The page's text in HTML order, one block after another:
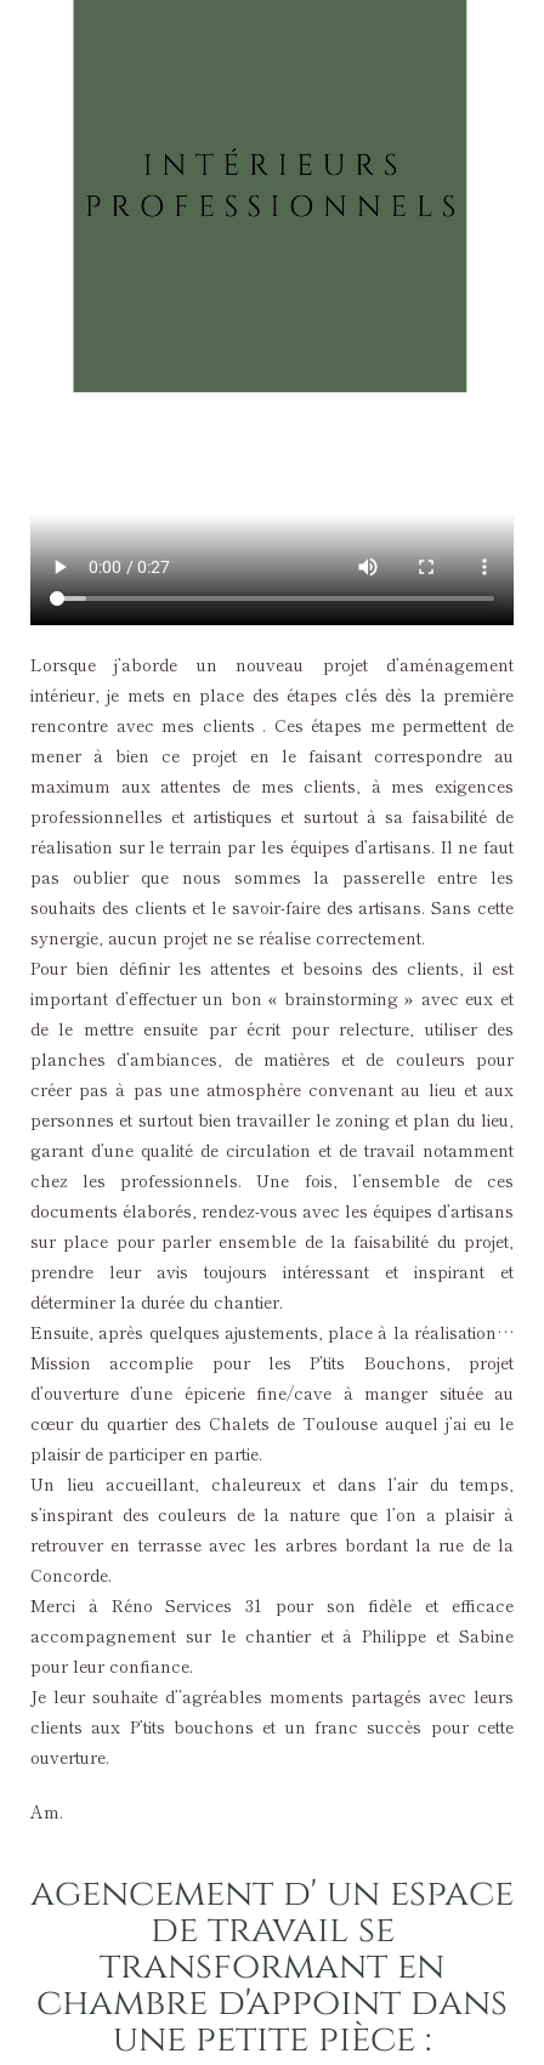
Lorsque j’aborde un nouveau projet d’aménagement
intérieur, je mets en place des étapes clés dès la première
rencontre avec mes clients . Ces étapes me permettent de
mener à bien ce projet en le faisant correspondre au
maximum aux attentes de mes clients, à mes exigences
professionnelles et artistiques et surtout à sa faisabilité de
réalisation sur le terrain par les équipes d’artisans. Il ne faut
pas oublier que nous sommes la passerelle entre les
souhaits des clients et le savoir-faire des artisans. Sans cette
synergie, aucun projet ne se réalise correctement.
Pour bien définir les attentes et besoins des clients, il est
important d’effectuer un bon « brainstorming » avec eux et
de le mettre ensuite par écrit pour relecture, utiliser des
planches d’ambiances, de matières et de couleurs pour
créer pas à pas une atmosphère convenant au lieu et aux
personnes et surtout bien travailler le zoning et plan du lieu,
garant d’une qualité de circulation et de travail notamment
chez les professionnels. Une fois, l’ensemble de ces
documents élaborés, rendez-vous avec les équipes d’artisans
sur place pour parler ensemble de la faisabilité du projet,
prendre leur avis toujours intéressant et inspirant et
déterminer la durée du chantier.
Ensuite, après quelques ajustements, place à la réalisation…
Mission accomplie pour les P’tits Bouchons, projet
d’ouverture d’une épicerie fine/cave à manger située au
cœur du quartier des Chalets de Toulouse auquel j’ai eu le
plaisir de participer en partie.
Un lieu accueillant, chaleureux et dans l’air du temps,
s’inspirant des couleurs de la nature que l’on a plaisir à
retrouver en terrasse avec les arbres bordant la rue de la
Concorde.
Merci à Réno Services 31 pour son fidèle et efficace
accompagnement sur le chantier et à Philippe et Sabine
pour leur confiance.
Je leur souhaite d’’agréables moments partagés avec leurs
clients aux P’tits bouchons et un franc succès pour cette
ouverture.
Am.
agencement d' un espace
de travail se
transformant en
chambre d'appoint dans
une petite pièce :